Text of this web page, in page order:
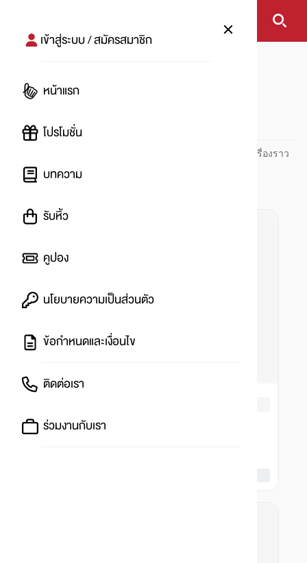
เข้าสู่ระบบ / สมัครสมาชิก
หน้าแรก
โปรโมชั่น
บทความ
รับหิ้ว
คูปอง
นโยบายความเป็นส่วนตัว
ข้อกำหนดและเงื่อนไข
ติดต่อเรา
ร่วมงานกับเรา
#
ปันโปร PUNPRO ที่ 1 ด้านโปรโมชัน อัปเดตและติดตามทุกเรื่องราว
โปรโมชัน